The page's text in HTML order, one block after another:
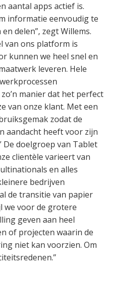
aantal apps actief is.
informatie eenvoudig te
delen”, zegt Willems.
van ons platform is
kunnen we heel snel en
leveren. Hele
manier dat het perfect
van onze klant. Met een
zodat de
aandacht heeft voor zijn
De doelgroep van Tablet
clientèle varieert van
en alles
bedrijven
de transitie van papier
we voor de grotere
geven aan heel
of projecten waarin de
niet kan voorzien. Om